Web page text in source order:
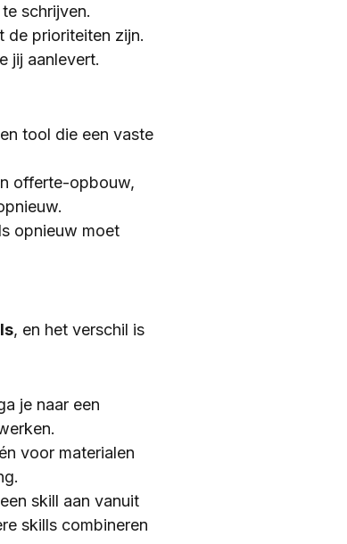
schrijven.
de prioriteiten zijn.
jij aanlevert.
tool die een vaste
offerte-opbouw,
opnieuw moet
, en het verschil is
je naar een
voor materialen
skill aan vanuit
skills combineren